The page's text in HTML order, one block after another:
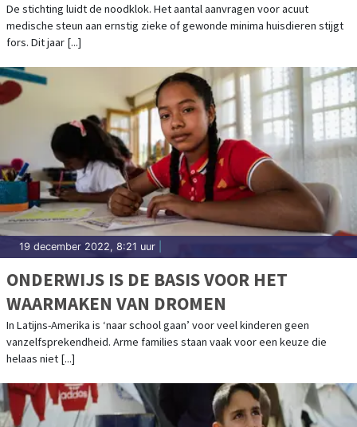
De stichting luidt de noodklok. Het aantal aanvragen voor acuut
medische steun aan ernstig zieke of gewonde minima huisdieren stijgt
fors. Dit jaar [...]
19 december 2022, 8:21 uur
ONDERWIJS IS DE BASIS VOOR HET
WAARMAKEN VAN DROMEN
In Latijns-Amerika is ‘naar school gaan’ voor veel kinderen geen
vanzelfsprekendheid. Arme families staan vaak voor een keuze die
helaas niet [...]